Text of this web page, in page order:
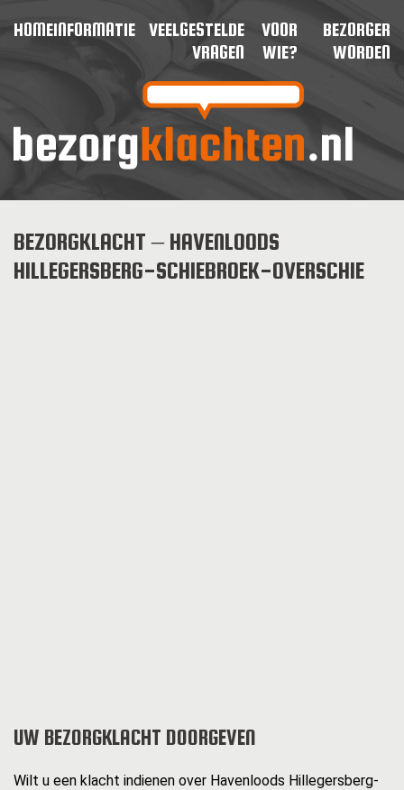
HOMEINFORMATIE
VEELGESTELDE
VRAGEN
VOOR
WIE?
BEZORGER
WORDEN
BEZORGKLACHT – HAVENLOODS
HILLEGERSBERG-SCHIEBROEK-OVERSCHIE
UW BEZORGKLACHT DOORGEVEN
Wilt u een klacht indienen over Havenloods Hillegersberg-